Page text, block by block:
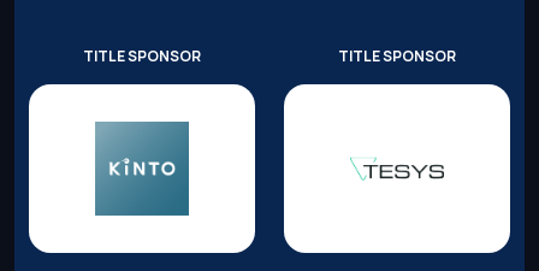
TITLE SPONSOR TITLE SPONSOR